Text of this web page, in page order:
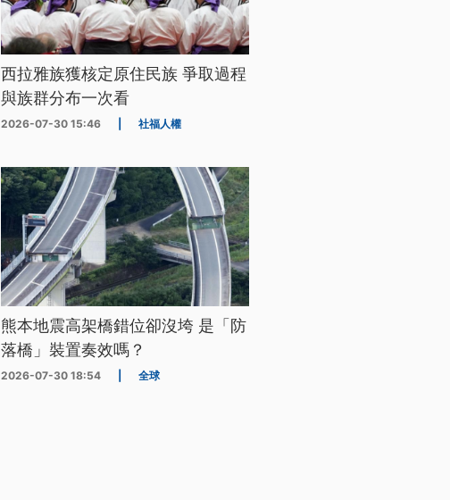
西拉雅族獲核定原住民族 爭取過程
與族群分布一次看
2026-07-30 15:46 社福人權
熊本地震高架橋錯位卻沒垮 是「防
落橋」裝置奏效嗎？
2026-07-30 18:54 全球